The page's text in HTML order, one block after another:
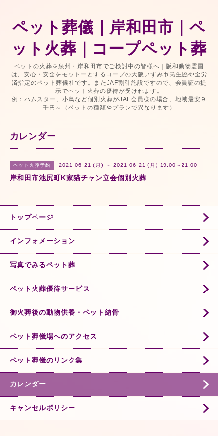
ペット葬儀｜岸和田市｜ペ
ット火葬｜コープペット葬
ペットの火葬を泉州・岸和田市でご検討中の皆様へ｜阪和動物霊園
は、安心・安全をモットーとするコープの大阪いずみ市民生協や全労
済指定のペット葬儀社です。またJAF割引施設ですので、会員証の提
示でペット火葬の優待が受けれます。
例：ハムスター、小鳥など個別火葬がJAF会員様の場合、地域最安９
千円～（ペットの種類やプランで異なります）
カレンダー
ペット火葬予約 2021-06-21 (月) ～ 2021-06-21 (月) 19:00～21:00
岸和田市池尻町K家猫チャン立会個別火葬
トップページ
インフォメーション
写真でみるペット葬
ペット火葬優待サービス
御火葬後の動物供養・ペット納骨
ペット葬儀場へのアクセス
ペット葬儀のリンク集
カレンダー
キャンセルポリシー